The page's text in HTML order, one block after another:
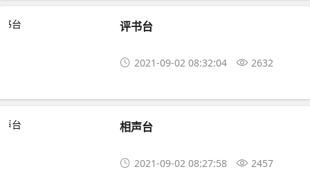
评书台
2021-09-02 08:32:04 2632
相声台
2021-09-02 08:27:58 2457